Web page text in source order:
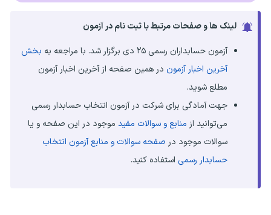
لینک ها و صفحات مرتبط با ثبت نام در آزمون
آزمون حسابداران رسمی ۲۵ دی برگزار شد. با مراجعه به
بخش
آخرین اخبار آزمون در همین صفحه از آخرین اخبار آزمون
مطلع شوید.
جهت آمادگی برای شرکت در آزمون انتخاب حسابدار رسمی
می‌توانید از منابع و سوالات مفید موجود در این صفحه و یا
سوالات موجود در صفحه سوالات و منابع آزمون انتخاب
حسابدار رسمی استفاده کنید.